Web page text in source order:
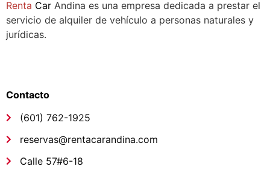
Renta Car Andina es una empresa dedicada a prestar el
servicio de alquiler de vehículo a personas naturales y
jurídicas.
Contacto
(601) 762-1925
reservas@rentacarandina.com
Calle 57#6-18